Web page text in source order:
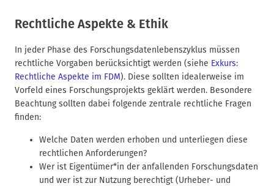
Rechtliche Aspekte & Ethik
In jeder Phase des Forschungsdatenlebenszyklus müssen
rechtliche Vorgaben berücksichtigt werden (siehe Exkurs:
Rechtliche Aspekte im FDM). Diese sollten idealerweise im
Vorfeld eines Forschungsprojekts geklärt werden. Besondere
Beachtung sollten dabei folgende zentrale rechtliche Fragen
finden:
Welche Daten werden erhoben und unterliegen diese
rechtlichen Anforderungen?
Wer ist Eigentümer*in der anfallenden Forschungsdaten
und wer ist zur Nutzung berechtigt (Urheber- und